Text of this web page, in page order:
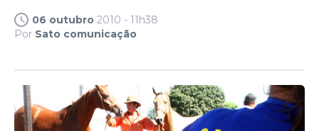
06 outubro 2010 - 11h38
Por Sato comunicação